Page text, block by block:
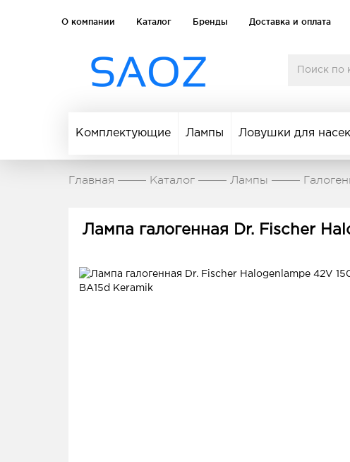
О компании Каталог Бренды Доставка и оплата
Комплектующие Лампы Ловушки для
Главная Каталог Лампы
Лампа галогенная Dr. Fischer